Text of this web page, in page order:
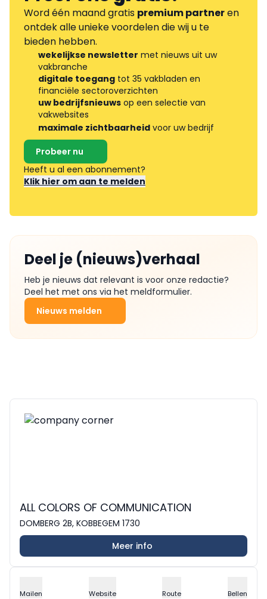
Word één maand gratis premium partneren
ontdek alle unieke voordelen die wij u te
bieden hebben.
wekelijkse newsletter met nieuws uit uw
vakbranche
digitale toegang tot 35 vakbladen en
financiële sectoroverzichten
uw bedrijfsnieuws op een selectie van
vakwebsites
maximale zichtbaarheid voor uw bedrijf
Probeer nu
Heeft u al een abonnement?
Klik hier om aan te melden
Deel je (nieuws)verhaal
Heb je nieuws dat relevant is voor onze redactie?
Deel het met ons via het meldformulier.
Nieuws melden
ALL COLORS OF COMMUNICATION
DOMBERG 2B, KOBBEGEM 1730
Meer info
Mailen Website Route Bellen